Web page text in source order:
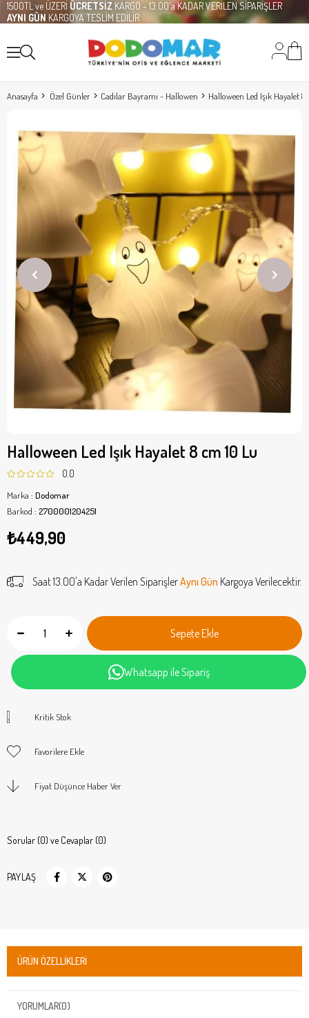
1500TL ve ÜZERİ ÜCRETSİZ KARGO - 13:00'a KADAR VERİLEN SİPARİŞLER
AYNI GÜN KARGOYA TESLİM EDİLİR
Anasayfa Özel Günler Cadılar Bayramı - Hallowen Halloween Led Işık Hayalet
Halloween Led Işık Hayalet 8 cm 10 Lu
0.0
Marka : Dodomar
Barkod : 2700001204251
₺449,90
Saat 13.00'a Kadar Verilen SiparişlerAynı Gün Kargoya Verilecektir.
Whatsapp ile Sipariş
Kritik Stok
Favorilere Ekle
Fiyat Düşünce Haber Ver
Sorular (0) ve Cevaplar (0)
PAYLAŞ
ÜRÜN ÖZELLIKLERI
YORUMLAR(0)